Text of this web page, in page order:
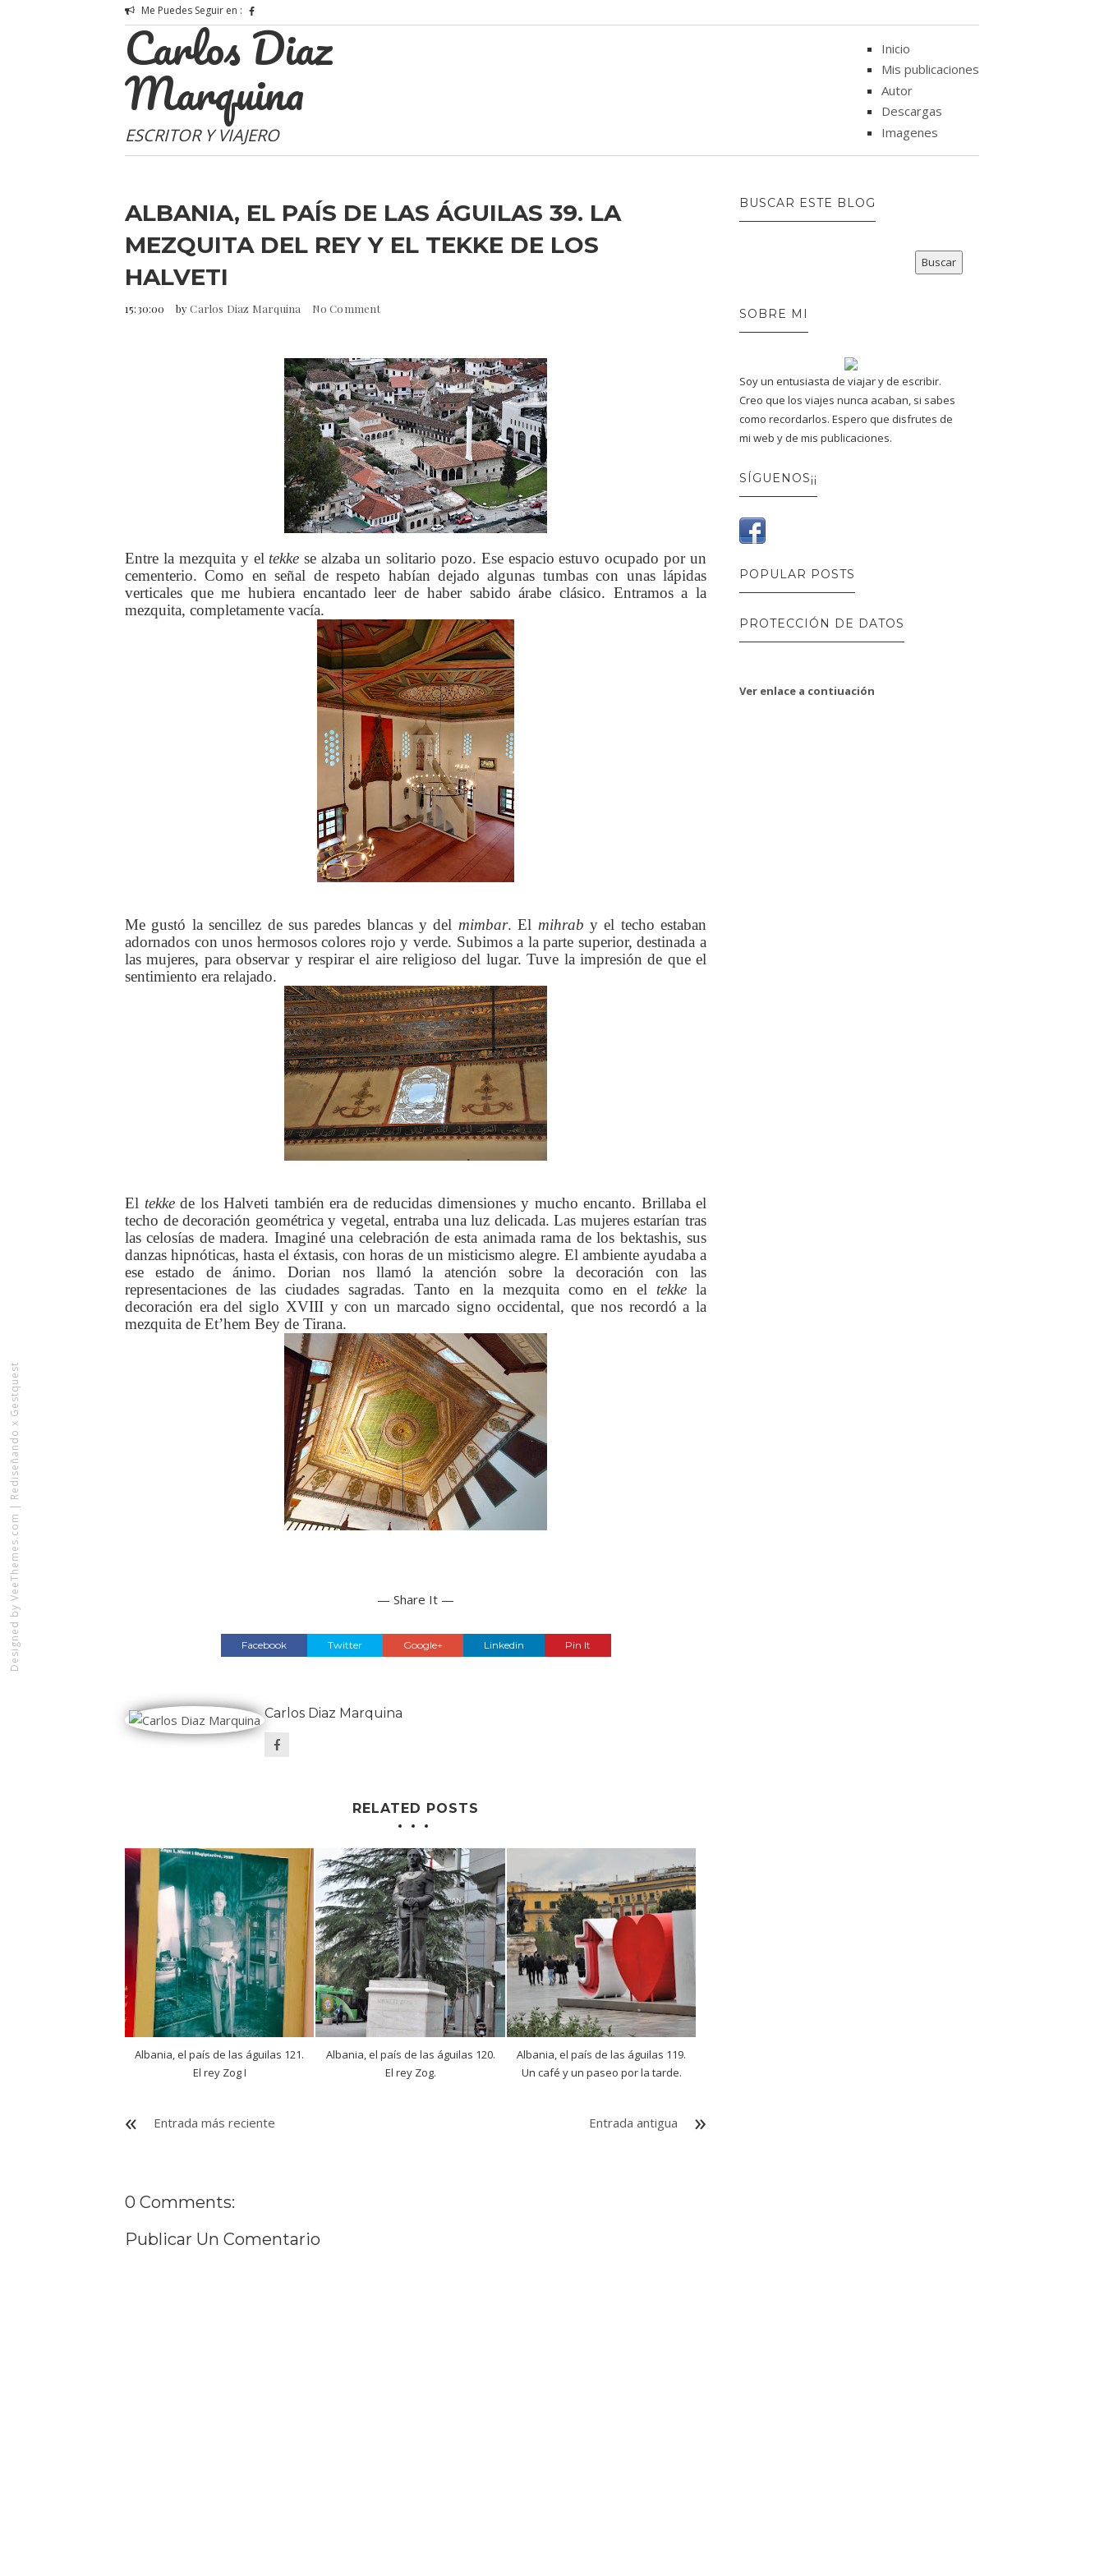
Designed by
VeeThemes.com
|
Rediseñando x Gestquest
Me Puedes Seguir en :
Carlos Diaz
Marquina
ESCRITOR Y VIAJERO
Inicio
Mis publicaciones
Autor
Descargas
Imagenes
ALBANIA, EL PAÍS DE LAS ÁGUILAS 39. LA
MEZQUITA DEL REY Y EL TEKKE DE LOS
HALVETI
15:30:00 byCarlos Diaz Marquina No Comment
Entre la mezquita y el tekke se alzaba un solitario pozo. Ese espacio estuvo ocupado por un
cementerio. Como en señal de respeto habían dejado algunas tumbas con unas lápidas
verticales que me hubiera encantado leer de haber sabido árabe clásico. Entramos a la
mezquita, completamente vacía.
Me gustó la sencillez de sus paredes blancas y del mimbar. El mihrab y el techo estaban
adornados con unos hermosos colores rojo y verde. Subimos a la parte superior, destinada a
las mujeres, para observar y respirar el aire religioso del lugar. Tuve la impresión de que el
sentimiento era relajado.
El tekkede los Halveti también era de reducidas dimensiones y mucho encanto. Brillaba el
techo de decoración geométrica y vegetal, entraba una luz delicada. Las mujeres estarían tras
las celosías de madera. Imaginé una celebración de esta animada rama de los bektashis, sus
danzas hipnóticas, hasta el éxtasis, con horas de un misticismo alegre. El ambiente ayudaba a
ese estado de ánimo. Dorian nos llamó la atención sobre la decoración con las
representaciones de las ciudades sagradas. Tanto en la mezquita como en el tekke la
decoración era del siglo XVIII y con un marcado signo occidental, que nos recordó a la
mezquita de Et’hem Bey de Tirana.
— Share It —
Facebook Twitter Google+ Linkedin Pin It
Carlos Diaz Marquina
RELATED POSTS
Albania, el país de las águilas 121.
El rey Zog I
Albania, el país de las águilas 120.
El rey Zog.
Albania, el país de las águilas 119.
Un café y un paseo por la tarde.
Entrada más reciente Entrada antigua
0 Comments:
Publicar Un Comentario
BUSCAR ESTE BLOG
SOBRE MI
Soy un entusiasta de viajar y de escribir.
Creo que los viajes nunca acaban, si sabes
como recordarlos. Espero que disfrutes de
mi web y de mis publicaciones.
SÍGUENOS¡¡
POPULAR POSTS
PROTECCIÓN DE DATOS
Ver enlace a contiuación